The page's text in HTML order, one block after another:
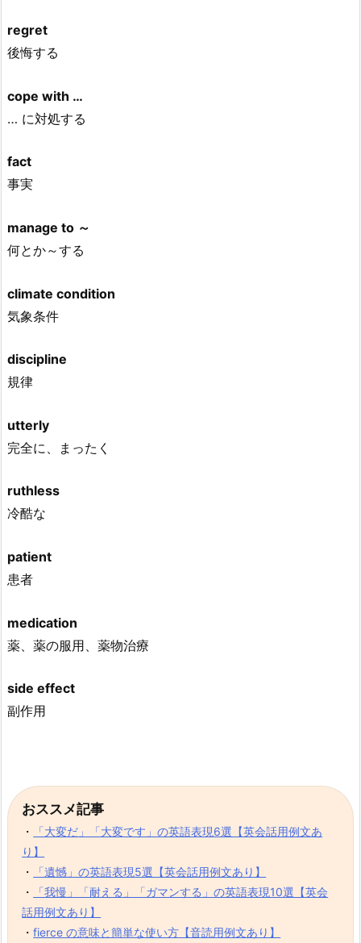
regret
後悔する
cope with …
… に対処する
fact
事実
manage to ～
何とか～する
climate condition
気象条件
discipline
規律
utterly
完全に、まったく
ruthless
冷酷な
patient
患者
medication
薬、薬の服用、薬物治療
side effect
副作用
おススメ記事
・
「大変だ」「大変です」の英語表現6選【英会話用例文あ
り】
・
「遺憾」の英語表現5選【英会話用例文あり】
・
「我慢」「耐える」「ガマンする」の英語表現10選【英会
話用例文あり】
・fierce の意味と簡単な使い方【音読用例文あり】